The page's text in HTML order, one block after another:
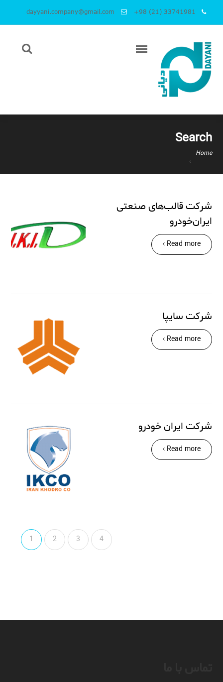
dayyani.company@gmail.com +98 (21) 33741981
Search
Home
شرکت قالب‌های صنعتی
ایران‌خودرو
Read more ›
شرکت سایپا
Read more ›
شرکت ایران خودرو
Read more ›
1 2 3 4